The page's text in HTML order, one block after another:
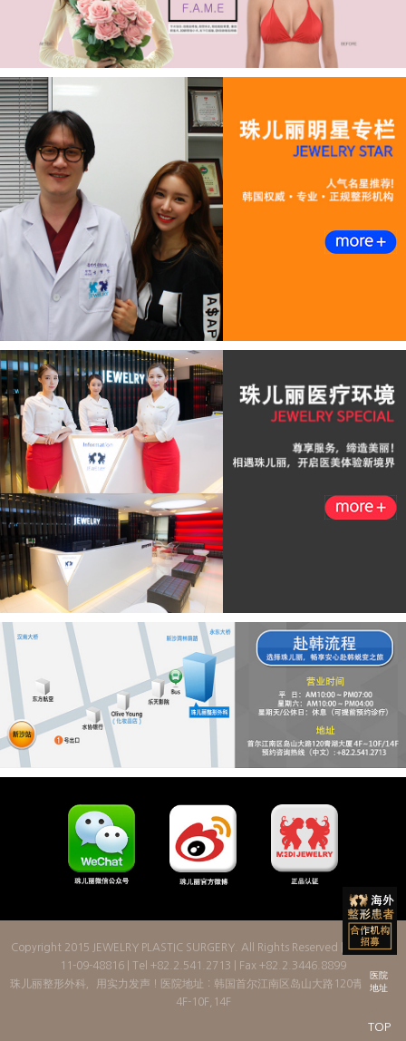
Copyright 2015 JEWELRY PLASTIC SURGERY . All Rights Reserved | License: 2
11-09-48816 | Tel +82.2.541.2713 | Fax +82.2.3446.8899
珠儿丽整形外科，用实力发声！医院地址：韩国首尔江南区岛山大路120青湖大厦
4F-10F,14F
医院
地址
TOP